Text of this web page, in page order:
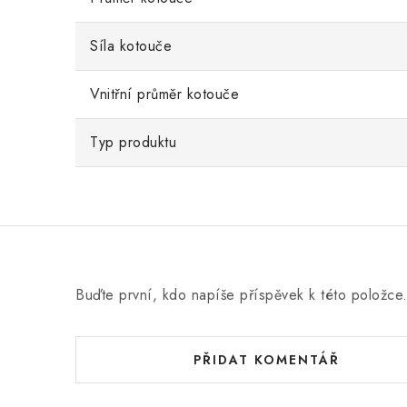
Síla kotouče
Vnitřní průměr kotouče
Typ produktu
Buďte první, kdo napíše příspěvek k této položce.
PŘIDAT KOMENTÁŘ